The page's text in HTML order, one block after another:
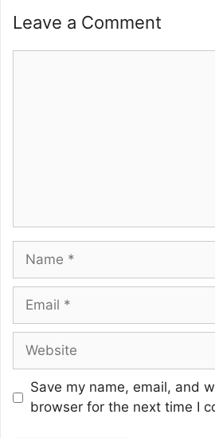
Leave a Comment
Name
Email
Website
Save my name, email, and
browser for the next time I